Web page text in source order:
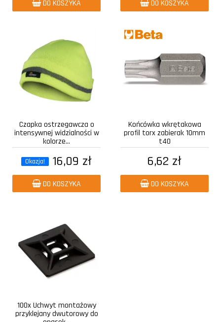
DO KOSZYKA DO KOSZYKA
Czapka ostrzegawcza o
intensywnej widzialności w
kolorze...
Okazja! 16,09 zł
DO KOSZYKA
Końcówka wkrętakowa
profil torx zabierak 10mm
t40
6,62 zł
DO KOSZYKA
100x Uchwyt montażowy
przyklejany dwutorowy do